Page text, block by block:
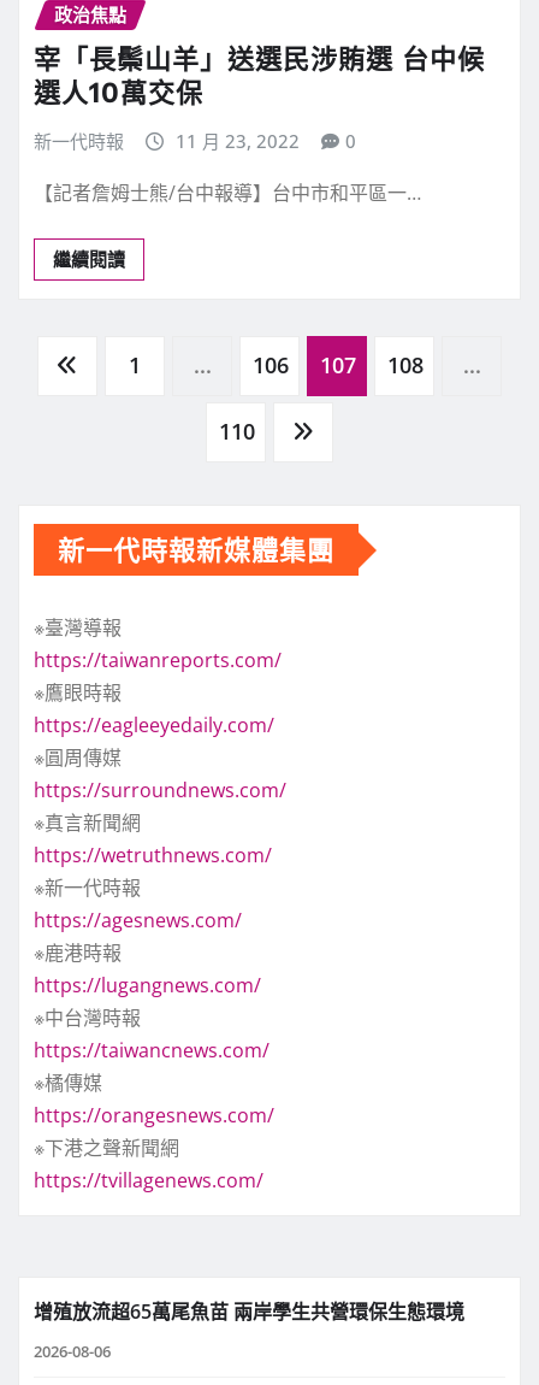
政治焦點
宰「長鬃山羊」送選民涉賄選 台中候
選人10萬交保
新一代時報 11 月 23, 2022 0
【記者詹姆士熊/台中報導】台中市和平區一…
繼續閱讀
分
頁
1 ... 106 107 108 ...
110
新一代時報新媒體集團
※臺灣導報
https://taiwanreports.com/
※鷹眼時報
https://eagleeyedaily.com/
※圓周傳媒
https://surroundnews.com/
※真言新聞網
https://wetruthnews.com/
※新一代時報
https://agesnews.com/
※鹿港時報
https://lugangnews.com/
※中台灣時報
https://taiwancnews.com/
※橘傳媒
https://orangesnews.com/
※下港之聲新聞網
https://tvillagenews.com/
增殖放流超65萬尾魚苗 兩岸學生共營環保生態環境
2026-08-06